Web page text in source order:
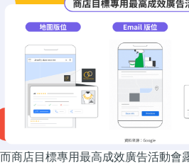
而商店目標專用最高成效廣告活動會